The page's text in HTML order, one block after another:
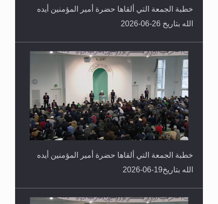
خطبة الجمعة التي ألقاها حضرة أمير المؤمنين أيده
الله بتاريخ 26-06-2026
خطبة الجمعة التي ألقاها حضرة أمير المؤمنين أيده
الله بتاريخ19-06-2026